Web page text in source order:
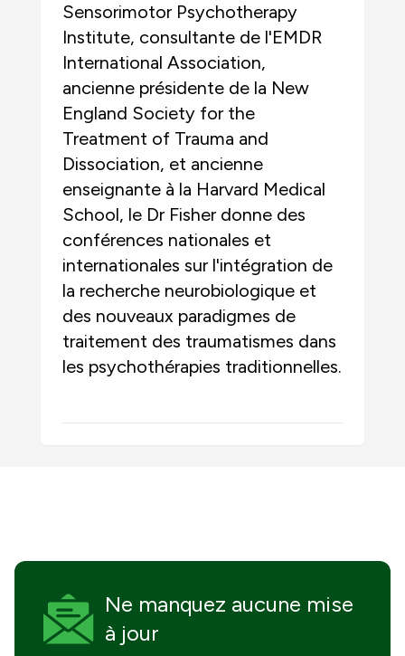
Sensorimotor Psychotherapy
Institute, consultante de l'EMDR
International Association,
ancienne présidente de la New
England Society for the
Treatment of Trauma and
Dissociation, et ancienne
enseignante à la Harvard Medical
School, le Dr Fisher donne des
conférences nationales et
internationales sur l'intégration de
la recherche neurobiologique et
des nouveaux paradigmes de
traitement des traumatismes dans
les psychothérapies traditionnelles.
Ne manquez aucune mise
à jour